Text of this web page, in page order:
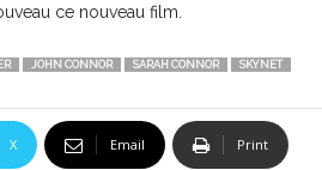
ce nouveau film.
JOHN CONNOR SARAH CONNOR
SKYNET
X Email Print